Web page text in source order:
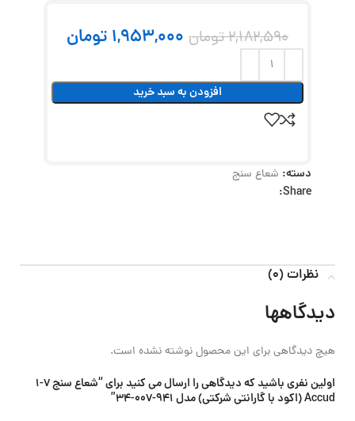
2,182,590تومان 1,953,000 تومان
افزودن به سبد خرید
دسته: شعاع سنج
Share:
نظرات (0)
دیدگاهها
هیچ دیدگاهی برای این محصول نوشته نشده است.
اولین نفری باشید که دیدگاهی را ارسال می کنید برای “شعاع سنج 7-1
Accud (اکود با گارانتی شرکتی) مدل 941-007-34”